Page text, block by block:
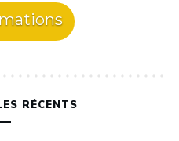
RÉCENTS